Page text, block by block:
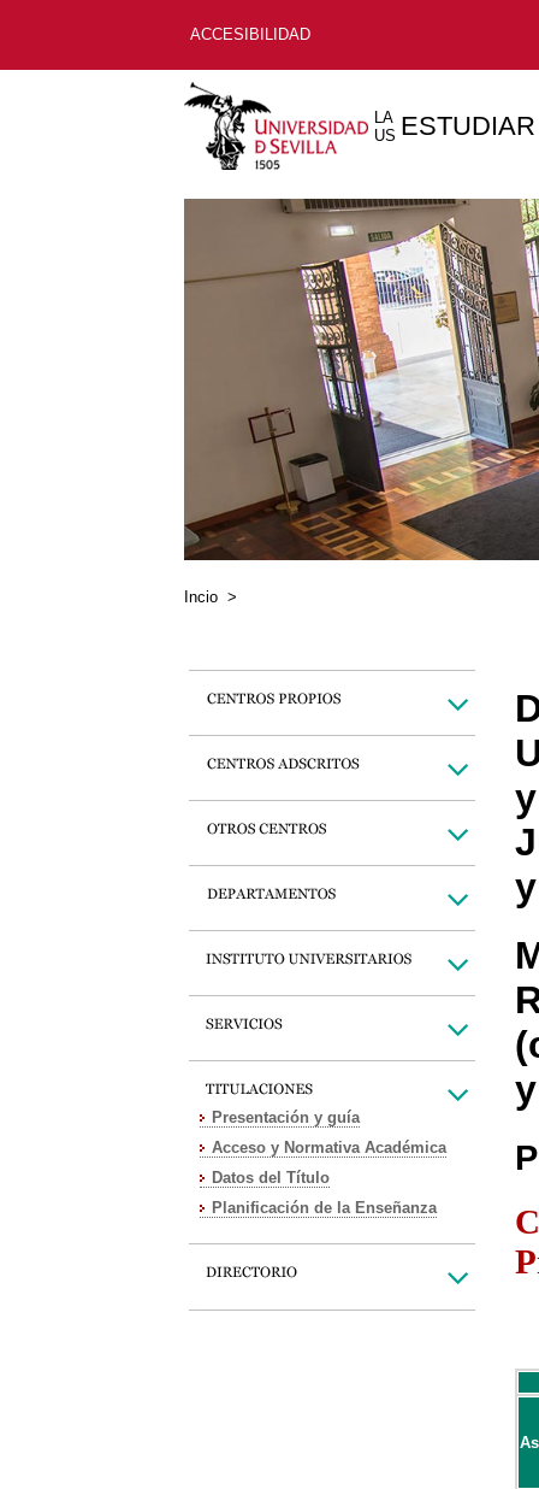
ACCESIBILIDAD
LA
US ESTUDIAR
Incio >
Presentación y guía
Acceso y Normativa Académica
Datos del Título
Planificación de la Enseñanza